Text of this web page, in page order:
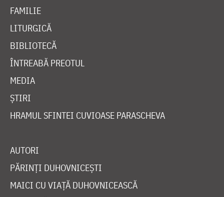
FAMILIE
LITURGICĂ
BIBLIOTECĂ
ÎNTREABĂ PREOTUL
MEDIA
ȘTIRI
HRAMUL SFINTEI CUVIOASE PARASCHEVA
AUTORI
PĂRINȚI DUHOVNICEȘTI
MAICI CU VIAȚĂ DUHOVNICEASCĂ